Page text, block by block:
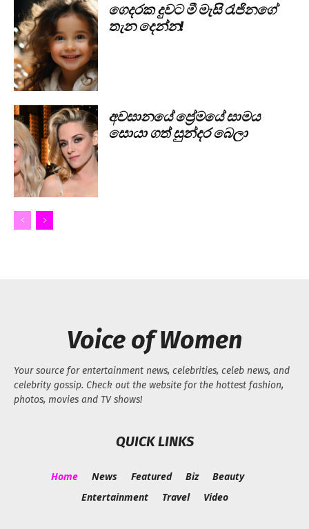
ගෙදරක දුවට මී මැසි රැජිනගේ
තැන දෙන්න!
අවසානයේ ප්‍රේමයේ සාමය
සොයා ගත් සුන්දර බෙලා
Voice of Women
Your source for entertainment news, celebrities, celeb news, and
celebrity gossip. Check out the website for the hottest fashion,
photos, movies and TV shows!
QUICK LINKS
Home News Featured Biz
Beauty
Entertainment
Travel Video